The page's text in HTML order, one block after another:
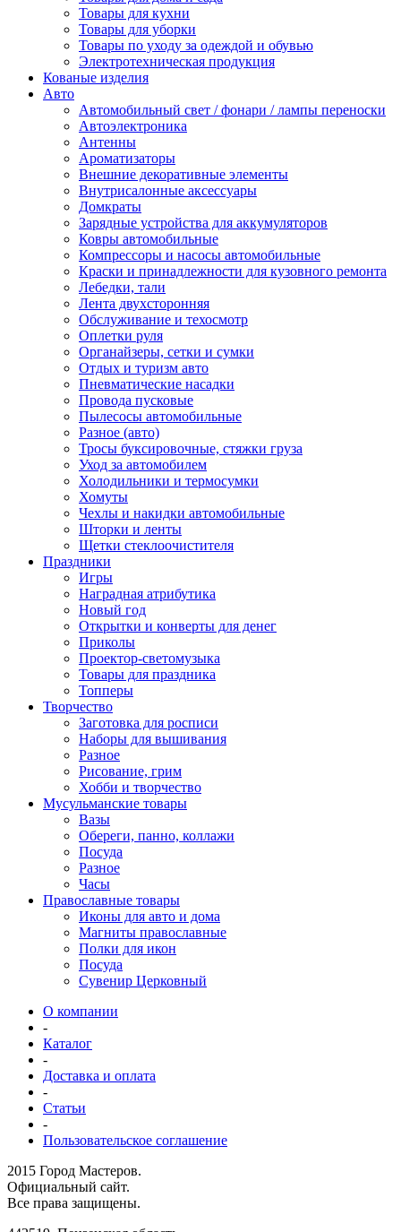
Товары для кухни
Товары для уборки
Товары по уходу за одеждой и обувью
Электротехническая продукция
Кованые изделия
Авто
Автомобильный свет / фонари / лампы переноски
Автоэлектроника
Антенны
Ароматизаторы
Внешние декоративные элементы
Внутрисалонные аксессуары
Домкраты
Зарядные устройства для аккумуляторов
Ковры автомобильные
Компрессоры и насосы автомобильные
Краски и принадлежности для кузовного ремонта
Лебедки, тали
Лента двухсторонняя
Обслуживание и техосмотр
Оплетки руля
Органайзеры, сетки и сумки
Отдых и туризм авто
Пневматические насадки
Провода пусковые
Пылесосы автомобильные
Разное (авто)
Тросы буксировочные, стяжки груза
Уход за автомобилем
Холодильники и термосумки
Хомуты
Чехлы и накидки автомобильные
Шторки и ленты
Щетки стеклоочистителя
Праздники
Игры
Наградная атрибутика
Новый год
Открытки и конверты для денег
Приколы
Проектор-светомузыка
Товары для праздника
Топперы
Творчество
Заготовка для росписи
Наборы для вышивания
Разное
Рисование, грим
Хобби и творчество
Мусульманские товары
Вазы
Обереги, панно, коллажи
Посуда
Разное
Часы
Православные товары
Иконы для авто и дома
Магниты православные
Полки для икон
Посуда
Сувенир Церковный
О компании
-
Каталог
-
Доставка и оплата
-
Статьи
-
Пользовательское соглашение
2015 Город Мастеров.
Официальный сайт.
Все права защищены.